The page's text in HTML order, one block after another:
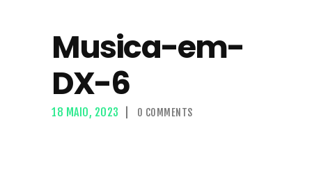
Musica-em-
DX-6
18 MAIO, 2023 0 COMMENTS